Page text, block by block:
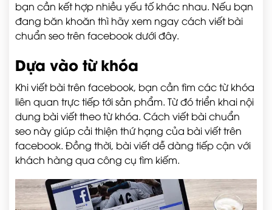
bạn cần kết hợp nhiều yếu tố khác nhau. Nếu bạn
đang băn khoăn thì hãy xem ngay cách viết bài
chuẩn seo trên facebook dưới đây.
Dựa vào từ khóa
Khi viết bài trên facebook, bạn cần tìm các từ khóa
liên quan trực tiếp tới sản phẩm. Từ đó triển khai nội
dung bài viết theo từ khóa. Cách viết bài chuẩn
seo này giúp cải thiện thứ hạng của bài viết trên
facebook. Đồng thời, bài viết dễ dàng tiếp cận với
khách hàng qua công cụ tìm kiếm.